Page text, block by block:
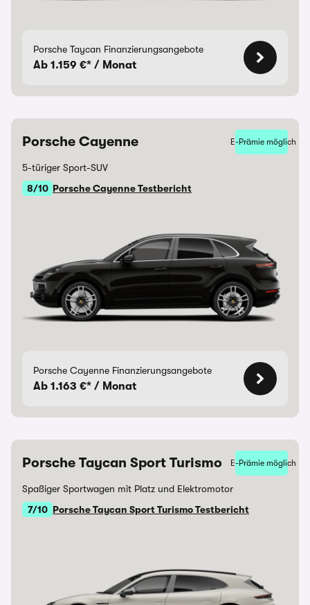
Porsche Taycan Finanzierungsangebote
Ab 1.159 €* / Monat
Porsche Cayenne E-Prämie möglich
5-türiger Sport-SUV
8/10 Porsche Cayenne Testbericht
Porsche Cayenne Finanzierungsangebote
Ab 1.163 €* / Monat
Porsche Taycan Sport Turismo E-Prämie möglich
Spaßiger Sportwagen mit Platz und Elektromotor
7/10 Porsche Taycan Sport Turismo Testbericht